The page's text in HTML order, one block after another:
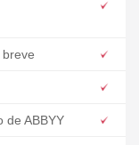
de ABBYY